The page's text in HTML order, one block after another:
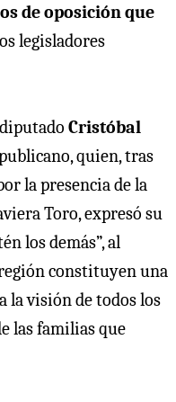
de oposición que
legisladores
Cristóbal
quien, tras
la presencia de la
Toro, expresó su
los demás”, al
constituyen una
la visión de todos los
las familias que